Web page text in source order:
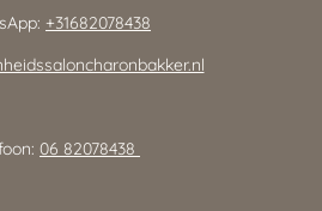
+31682078438
06 82078438